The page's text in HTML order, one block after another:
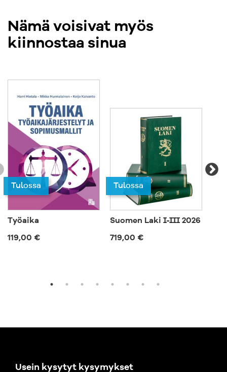
Nämä voisivat myös
kiinnostaa sinua
Tulossa
Työaika
119,00 €
Tulossa
Suomen Laki I-III 2026
719,00 €
Usein kysytyt kysymykset